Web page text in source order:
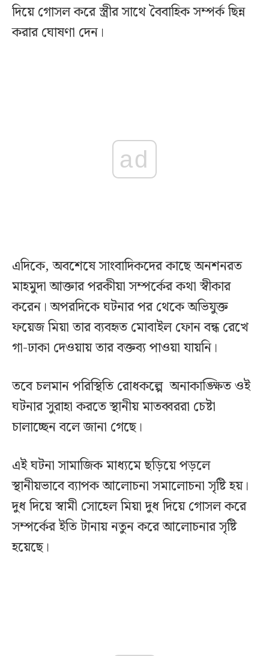
দিয়ে গোসল করে স্ত্রীর সাথে বৈবাহিক সম্পর্ক ছিন্ন
করার ঘোষণা দেন।
ad
এদিকে, অবশেষে সাংবাদিকদের কাছে অনশনরত
মাহমুদা আক্তার পরকীয়া সম্পর্কের কথা স্বীকার
করেন। অপরদিকে ঘটনার পর থেকে অভিযুক্ত
ফয়েজ মিয়া তার ব্যবহৃত মোবাইল ফোন বন্ধ রেখে
গা-ঢাকা দেওয়ায় তার বক্তব্য পাওয়া যায়নি।
তবে চলমান পরিস্থিতি রোধকল্পে অনাকাঙ্ক্ষিত ওই
ঘটনার সুরাহা করতে স্থানীয় মাতব্বররা চেষ্টা
চালাচ্ছেন বলে জানা গেছে।
এই ঘটনা সামাজিক মাধ্যমে ছড়িয়ে পড়লে
স্থানীয়ভাবে ব্যাপক আলোচনা সমালোচনা সৃষ্টি হয়।
দুধ দিয়ে স্বামী সোহেল মিয়া দুধ দিয়ে গোসল করে
সম্পর্কের ইতি টানায় নতুন করে আলোচনার সৃষ্টি
হয়েছে।